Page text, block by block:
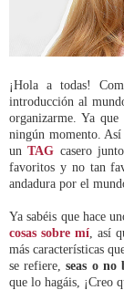
¡Hola a todas!
introducción al
organizarme. Ya
ningún momento.
unTAG casero
favoritos y no tan
andadura por el
Ya sabéis que hace
cosas sobre mí , así
más características
se refiere,seas o no
que lo hagáis, ¡Creo